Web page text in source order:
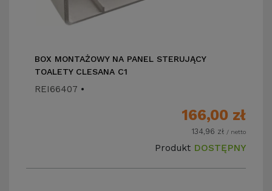
BOX MONTAŻOWY NA PANEL STERUJĄCY
TOALETY CLESANA C1
REI66407 •
166,00 zł
134,96 zł / netto
Produkt DOSTĘPNY